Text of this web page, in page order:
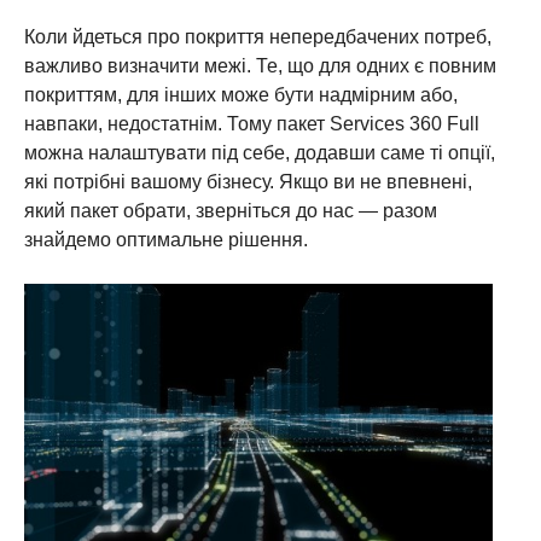
Включені послуги
Ремонт шасі й кабіни
Ремонт силового агрегату
Ремонт батареї
Гнучке технічне обслуговування
Доступне зарядження зі Scania
Включені послуги
Ремонт шасі й кабіни
Ремонт силового агрегату
Гнучке технічне обслуговування
Пакет «Моніторинг»
Коли йдеться про покриття непередбачених потреб,
важливо визначити межі. Те, що для одних є повним
покриттям, для інших може бути надмірним або,
навпаки, недостатнім. Тому пакет Services 360 Full
можна налаштувати під себе, додавши саме ті опції,
які потрібні вашому бізнесу. Якщо ви не впевнені,
який пакет обрати, зверніться до нас — разом
знайдемо оптимальне рішення.